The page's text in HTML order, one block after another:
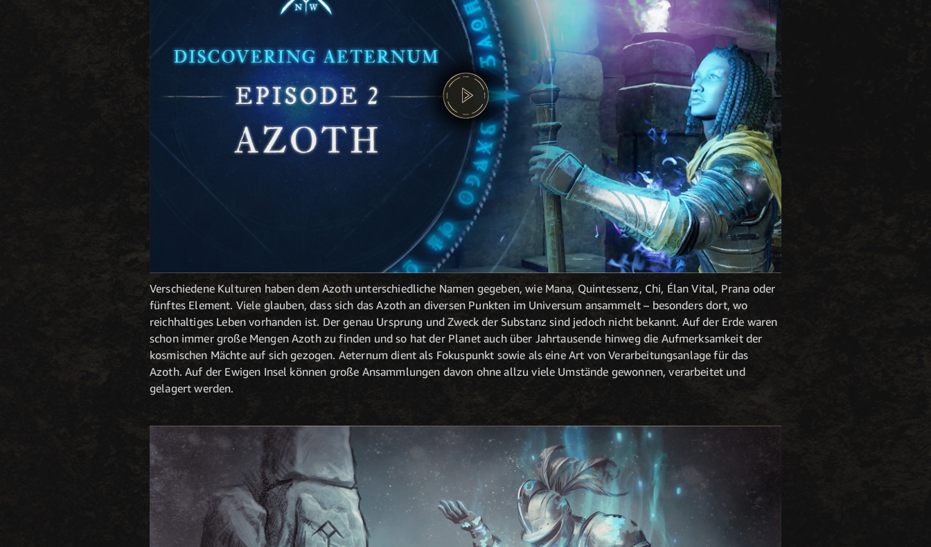
Verschiedene Kulturen haben dem Azoth unterschiedliche Namen gegeben, wie Mana, Quintessenz, Chi, Élan Vital, Prana oder
fünftes Element. Viele glauben, dass sich das Azoth an diversen Punkten im Universum ansammelt – besonders dort, wo
reichhaltiges Leben vorhanden ist. Der genau Ursprung und Zweck der Substanz sind jedoch nicht bekannt. Auf der Erde waren
schon immer große Mengen Azoth zu finden und so hat der Planet auch über Jahrtausende hinweg die Aufmerksamkeit der
kosmischen Mächte auf sich gezogen. Aeternum dient als Fokuspunkt sowie als eine Art von Verarbeitungsanlage für das
Azoth. Auf der Ewigen Insel können große Ansammlungen davon ohne allzu viele Umstände gewonnen, verarbeitet und
gelagert werden.